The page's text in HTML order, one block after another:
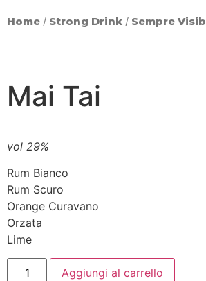
Home / Strong Drink / Sempre
Mai Tai
vol 29%
Rum Bianco
Rum Scuro
Orange Curavano
Orzata
Lime
Aggiungi al carrello